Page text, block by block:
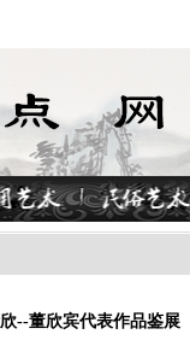
--董欣宾代表作品鉴展